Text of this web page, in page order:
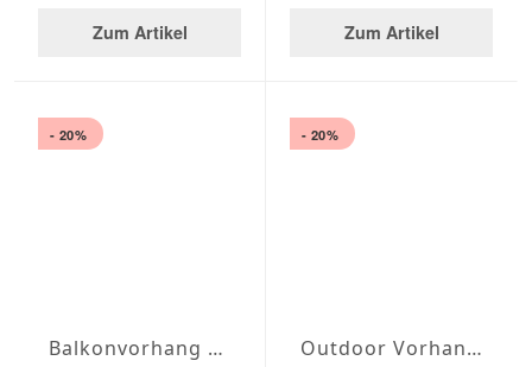
Zum Artikel Zum Artikel
- 20%
Balkonvorhang nach Maß
- 20%
Outdoor Vorhang für Dachschräge